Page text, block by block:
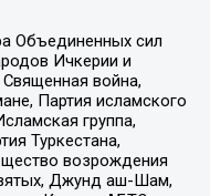
Объединенных сил
Ичкерии и
война,
Партия исламского
группа,
Туркестана,
возрождения
Джунд аш-Шам,